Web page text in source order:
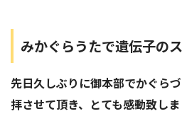
みかぐらうたで遺伝子の
先日久しぶりに御本部でかぐら
拝させて頂き、とても感動致しま